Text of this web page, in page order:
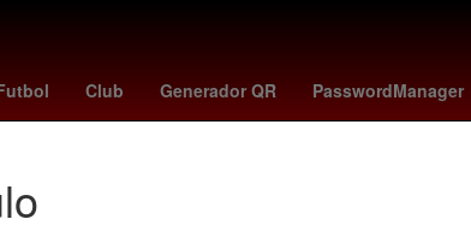
Club Generador QR PasswordManager
vs ucv Jonatan Maidana Josefina Vázquez Mota